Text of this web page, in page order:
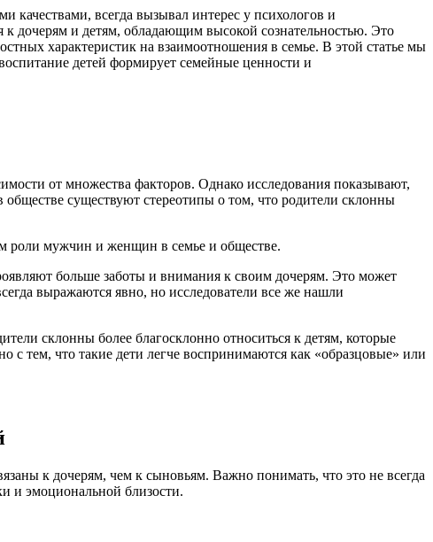
качествами, всегда вызывал интерес у психологов и
к дочерям и детям, обладающим высокой сознательностью. Это
характеристик на взаимоотношения в семье. В этой статье мы
детей формирует семейные ценности и
от множества факторов. Однако исследования показывают,
существуют стереотипы о том, что родители склонны
роли мужчин и женщин в семье и обществе.
больше заботы и внимания к своим дочерям. Это может
выражаются явно, но исследователи все же нашли
склонны более благосклонно относиться к детям, которые
с тем, что такие дети легче воспринимаются как «образцовые» или
к дочерям, чем к сыновьям. Важно понимать, что это не всегда
и эмоциональной близости.